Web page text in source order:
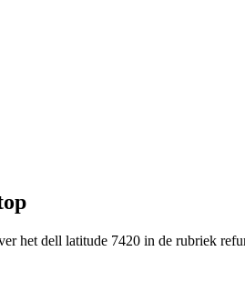
het dell latitude 7420 in de rubriek